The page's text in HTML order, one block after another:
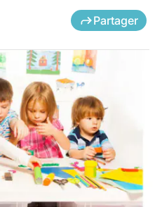
Partager